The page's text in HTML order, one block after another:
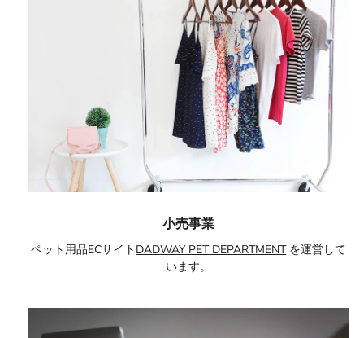
小売事業
ペット用品ECサイト DADWAY PET DEPARTMENTを運営して
います。